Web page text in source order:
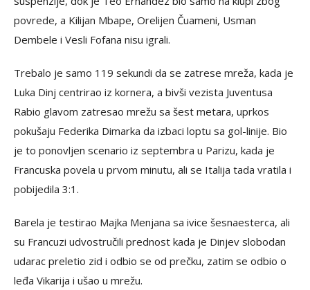
povrede, a Kilijan Mbape, Orelijen Čuameni, Usman
Dembele i Vesli Fofana nisu igrali.
Trebalo je samo 119 sekundi da se zatrese mreža, kada je
Luka Dinj centrirao iz kornera, a bivši vezista Juventusa
Rabio glavom zatresao mrežu sa šest metara, uprkos
pokušaju Federika Dimarka da izbaci loptu sa gol-linije. Bio
je to ponovljen scenario iz septembra u Parizu, kada je
Francuska povela u prvom minutu, ali se Italija tada vratila i
pobijedila 3:1.
Barela je testirao Majka Menjana sa ivice šesnaesterca, ali
su Francuzi udvostručili prednost kada je Dinjev slobodan
udarac preletio zid i odbio se od prečku, zatim se odbio o
leđa Vikarija i ušao u mrežu.